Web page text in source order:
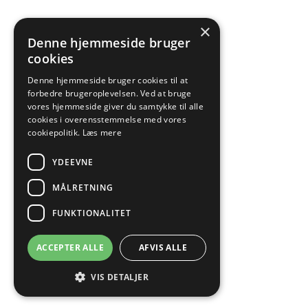
×
Denne hjemmeside bruger
cookies
Denne hjemmeside bruger cookies til at
forbedre brugeroplevelsen. Ved at bruge
vores hjemmeside giver du samtykke til alle
cookies i overensstemmelse med vores
cookiepolitik. Læs mere
YDEEVNE
MÅLRETNING
FUNKTIONALITET
ACCEPTER ALLE AFVIS ALLE
VIS DETALJER